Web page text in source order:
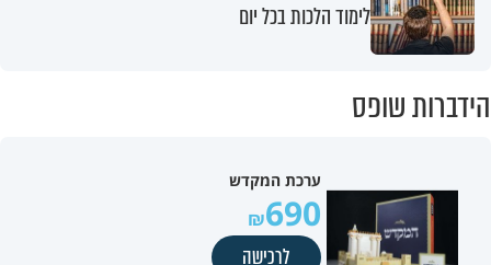
לימוד הלכות בכל יום
הידברות שופס
ערכת המקדש
690
לרכישה